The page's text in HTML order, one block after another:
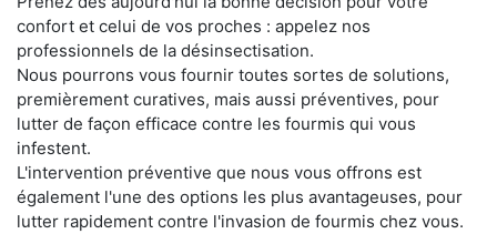
confort et celui de vos proches : appelez nos
professionnels de la désinsectisation.
Nous pourrons vous fournir toutes sortes de solutions,
premièrement curatives, mais aussi préventives, pour
lutter de façon efficace contre les fourmis qui vous
infestent.
L'intervention préventive que nous vous offrons est
également l'une des options les plus avantageuses, pour
lutter rapidement contre l'invasion de fourmis chez vous.